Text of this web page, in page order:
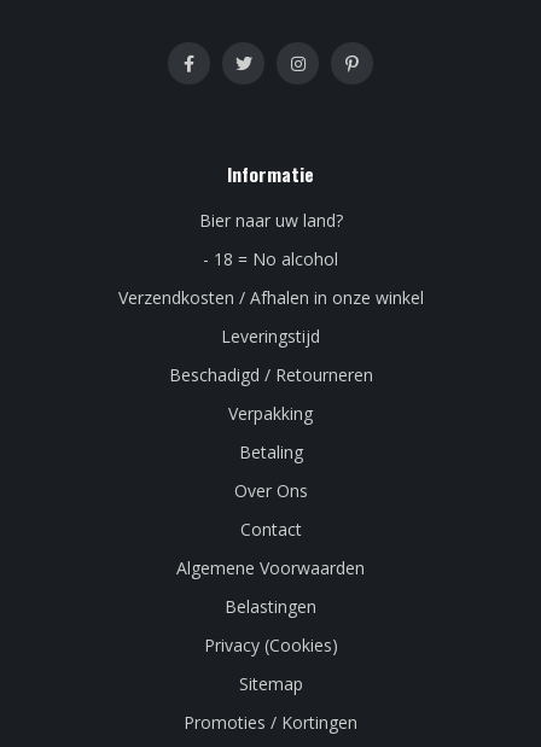
Informatie
Bier naar uw land?
- 18 = No alcohol
Verzendkosten / Afhalen in onze winkel
Leveringstijd
Beschadigd / Retourneren
Verpakking
Betaling
Over Ons
Contact
Algemene Voorwaarden
Belastingen
Privacy (Cookies)
Sitemap
Promoties / Kortingen